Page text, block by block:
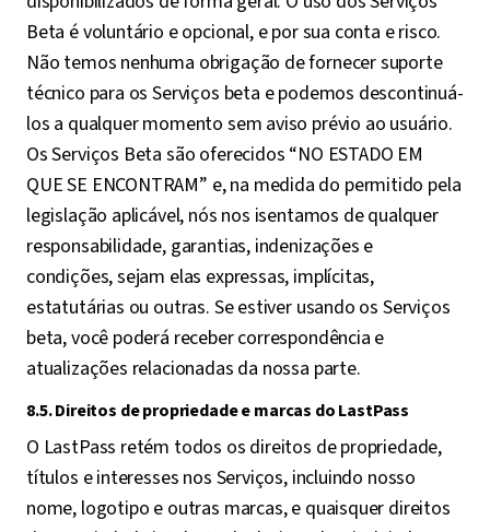
Beta é voluntário e opcional, e por sua conta e risco.
Não temos nenhuma obrigação de fornecer suporte
técnico para os Serviços beta e podemos descontinuá-
los a qualquer momento sem aviso prévio ao usuário.
Os Serviços Beta são oferecidos “NO ESTADO EM
QUE SE ENCONTRAM” e, na medida do permitido pela
legislação aplicável, nós nos isentamos de qualquer
responsabilidade, garantias, indenizações e
condições, sejam elas expressas, implícitas,
estatutárias ou outras. Se estiver usando os Serviços
beta, você poderá receber correspondência e
atualizações relacionadas da nossa parte.
8.5. Direitos de propriedade e marcas do LastPass
O LastPass retém todos os direitos de propriedade,
títulos e interesses nos Serviços, incluindo nosso
nome, logotipo e outras marcas, e quaisquer direitos